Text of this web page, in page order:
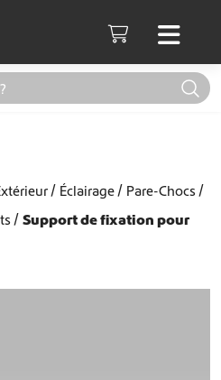
Cart
Éclairage
Pare-Chocs
Support de fixation pour